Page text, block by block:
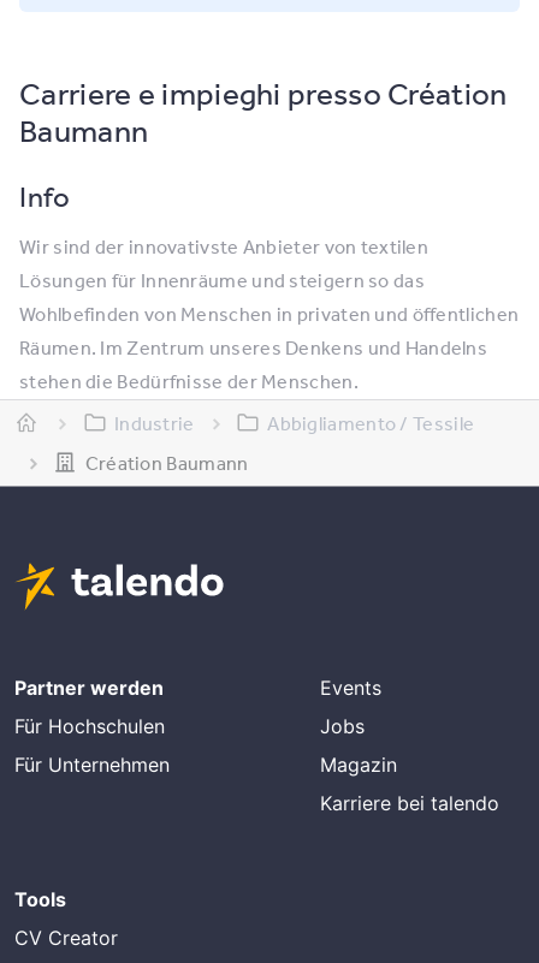
Carriere e impieghi presso Création
Baumann
Info
Wir sind der innovativste Anbieter von textilen
Lösungen für Innenräume und steigern so das
Wohlbefinden von Menschen in privaten und öffentlichen
Räumen. Im Zentrum unseres Denkens und Handelns
stehen die Bedürfnisse der Menschen.
Industrie
Abbigliamento / Tessile
Création Baumann
Partner werden
Für Hochschulen
Für Unternehmen
Events
Jobs
Magazin
Karriere bei talendo
Tools
CV Creator